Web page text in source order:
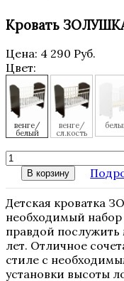
Кровать
Цена: 4 290 Руб.
Цвет:
венге/
белый
венге/
сл.кость
В корзину
Детская кроватка
необходимый набор
правдой
лет. Отличное
стиле с
установки высоты